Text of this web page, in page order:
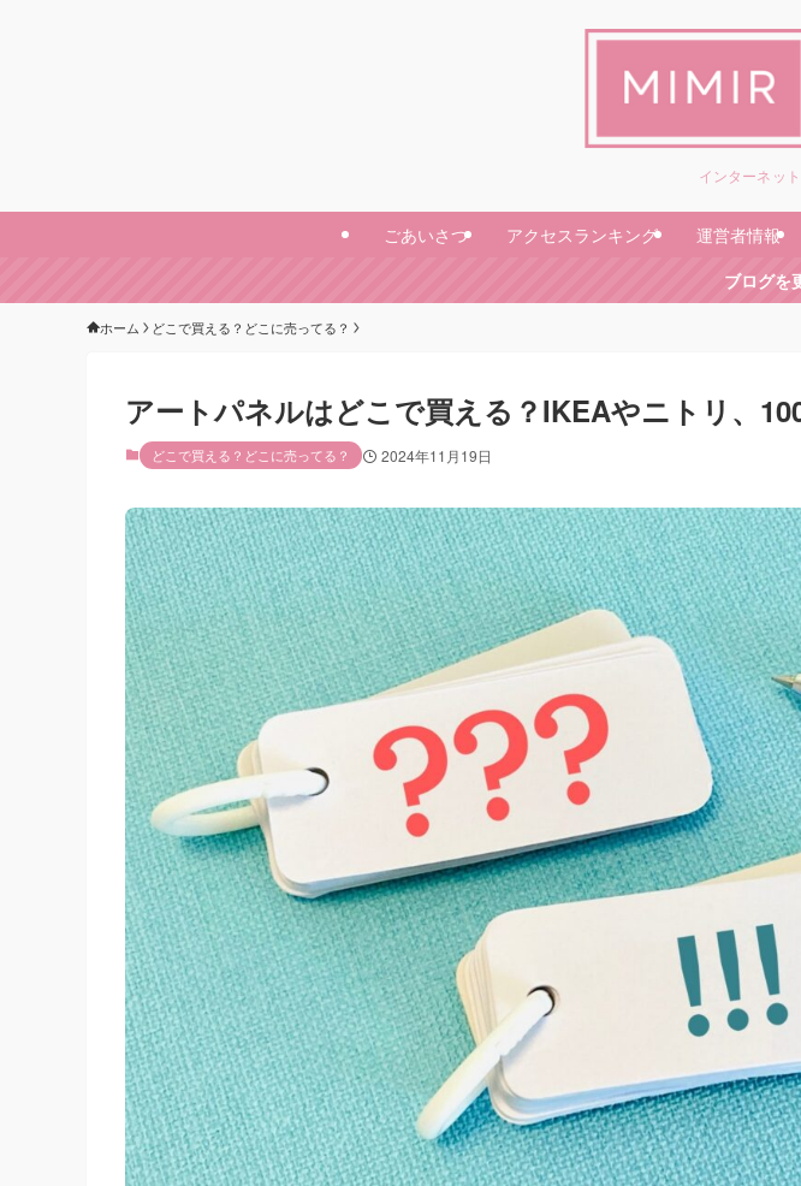
インターネッ
ごあいさつ アクセスランキング 運営者情報
ブログを
ホーム どこで買える？どこに売ってる？
アートパネルはどこで買える？IKEAやニトリ、
どこで買える？どこに売ってる？ 2024年11月19日